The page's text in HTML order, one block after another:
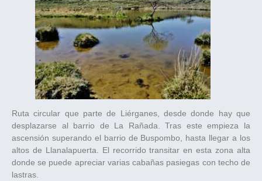
Ruta circular que parte de Liérganes, desde donde hay que
desplazarse al barrio de La Rañada. Tras este empieza la
ascensión superando el barrio de Buspombo, hasta llegar a los
altos de Llanalapuerta. El recorrido transitar en esta zona alta
donde se puede apreciar varias cabañas pasiegas con techo de
lastras.